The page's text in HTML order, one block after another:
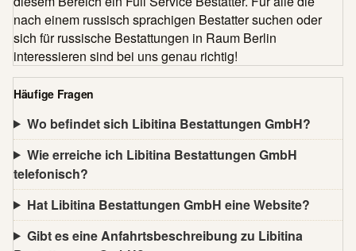
nach einem russisch sprachigen Bestatter suchen oder
sich für russische Bestattungen in Raum Berlin
interessieren sind bei uns genau richtig!
Häufige Fragen
Wo befindet sich Libitina Bestattungen GmbH?
Wie erreiche ich Libitina Bestattungen GmbH
telefonisch?
Hat Libitina Bestattungen GmbH eine Website?
Gibt es eine Anfahrtsbeschreibung zu Libitina